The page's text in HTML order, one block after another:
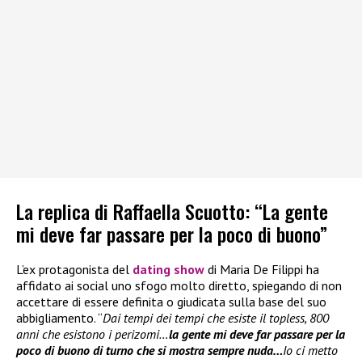
La replica di Raffaella Scuotto: “La gente
mi deve far passare per la poco di buono”
L’ex protagonista del dating show di Maria De Filippi ha
affidato ai social uno sfogo molto diretto, spiegando di non
accettare di essere definita o giudicata sulla base del suo
abbigliamento. “Dai tempi dei tempi che esiste il topless, 800
anni che esistono i perizomi…la gente mi deve far passare per la
poco di buono di turno che si mostra sempre nuda…Io ci metto